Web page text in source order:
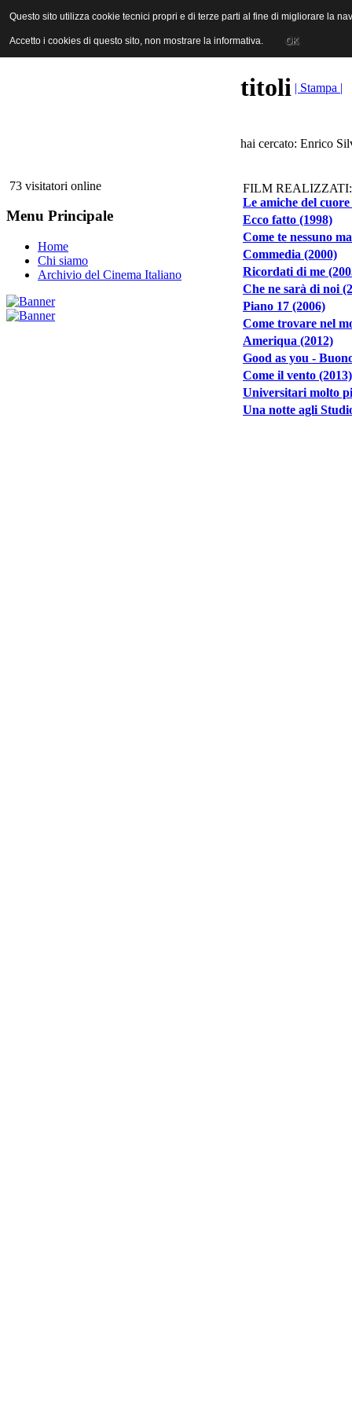
ANICA | Associazione Nazionale Industrie Cinematografiche
73 visitatori online
Menu Principale
Home
Chi siamo
Archivio del Cinema Italiano
titoli | Stampa |
hai cercato: Enrico
FILM REALIZZATI:
Le amiche del cuore
Ecco fatto (1998)
Come te nessuno
Commedia (2000)
Ricordati di me
Che ne sarà di noi
Piano 17 (2006)
Come trovare nel
Ameriqua (2012)
Good as you -
Come il vento (2013)
Universitari molto
Una notte agli
Questo sito utilizza cookie tecnici propri e di terze parti al fine di migliorare la
Accetto i cookies di questo sito, non mostrare la informativa. OK
Questo sito utilizza cookie tecnici propri e di terze parti al fine di migliorare la
Accetto i cookies di questo sito, non mostrare la informativa. OK